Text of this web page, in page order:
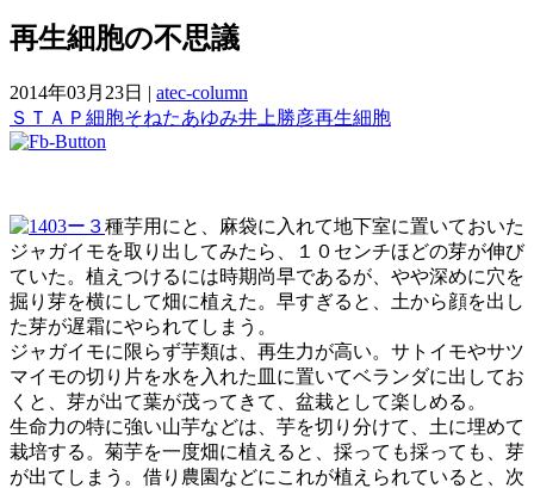
再生細胞の不思議
2014年03月23日 | atec-column
ＳＴＡＰ細胞そねたあゆみ井上勝彦再生細胞
種芋用にと、麻袋に入れて地下室に置いておいた
ジャガイモを取り出してみたら、１０センチほどの芽が伸び
ていた。植えつけるには時期尚早であるが、やや深めに穴を
掘り芽を横にして畑に植えた。早すぎると、土から顔を出し
た芽が遅霜にやられてしまう。
ジャガイモに限らず芋類は、再生力が高い。サトイモやサツ
マイモの切り片を水を入れた皿に置いてベランダに出してお
くと、芽が出て葉が茂ってきて、盆栽として楽しめる。
生命力の特に強い山芋などは、芋を切り分けて、土に埋めて
栽培する。菊芋を一度畑に植えると、採っても採っても、芽
が出てしまう。借り農園などにこれが植えられていると、次